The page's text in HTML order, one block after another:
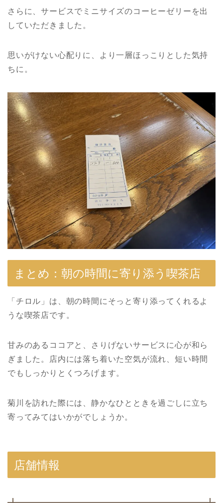
さらに、サービスでミニサイズのコーヒーゼリーを出
していただきました。
思いがけない心配りに、より一層ほっこりとした気持
ちに。
まとめ：朝の時間に寄り添う喫茶店
「チロル」は、朝の時間にそっと寄り添ってくれるよ
うな喫茶店です。
甘みのあるココアと、さりげないサービスに心が和ら
ぎました。店内には落ち着いた空気が流れ、短い時間
でもしっかりとくつろげます。
菊川を訪れた際には、静かなひとときを過ごしに立ち
寄ってみてはいかがでしょうか。
店舗情報